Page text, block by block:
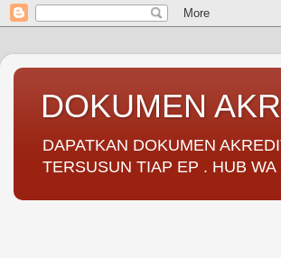
DOKUMEN
DAPATKAN DOKUMEN
TERSUSUN TIAP EP . HUB